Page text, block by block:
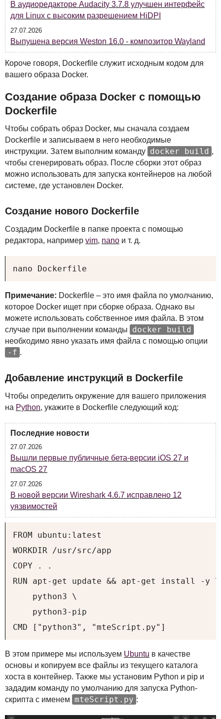
В аудиоредакторе Audacity 3.7.8 улучшен интерфейс
для Linux с высоким разрешением HiDPI
27.07.2026
Выпущена версия Weston 16.0 - композитор Wayland
Короче говоря, Dockerfile служит исходным кодом для
вашего образа Docker.
Создание образа Docker с помощью
Dockerfile
Чтобы собрать образ Docker, мы сначала создаем
Dockerfile и записываем в него необходимые
инструкции. Затем выполним команду docker build ,
чтобы сгенерировать образ. После сборки этот образ
можно использовать для запуска контейнеров на любой
системе, где установлен Docker.
Создание нового Dockerfile
Создадим Dockerfile в папке проекта с помощью
редактора, например vim, nano и т. д.
nano Dockerfile
Примечание: Dockerfile – это имя файла по умолчанию,
которое Docker ищет при сборке образа. Однако вы
можете использовать собственное имя файла. В этом
случае при выполнении команды
docker build
необходимо явно указать имя файла с помощью опции
-f .
Добавление инструкций в Dockerfile
Чтобы определить окружение для вашего приложения
на Python, укажите в Dockerfile следующий код:
Последние новости
27.07.2026
Вышли первые публичные бета-версии iOS 27 и
macOS 27
27.07.2026
В новой версии Wireshark 4.6.7 исправлено 12
уязвимостей
FROM ubuntu:latest
WORKDIR /usr/src/app
COPY . .
RUN apt-get update && apt-get install -y \
    python3 \
    python3-pip
CMD ["python3", "mteScript.py"]
В этом примере мы используем Ubuntu в качестве
основы и копируем все файлы из текущего каталога
хоста в контейнер. Также мы установим Python и pip и
зададим команду по умолчанию для запуска Python-
скрипта с именем
mteScript.py :